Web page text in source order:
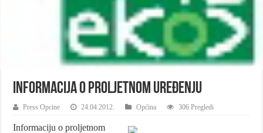
Informacija o proljetnom uređenju
Press Opcine 24.04.2012. Općina 306 Pregledi
Informaciju o proljetnom